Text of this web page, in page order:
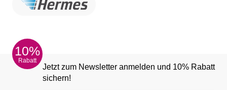
10%
Rabatt
Jetzt zum Newsletter anmelden und 10% Rabatt
sichern!